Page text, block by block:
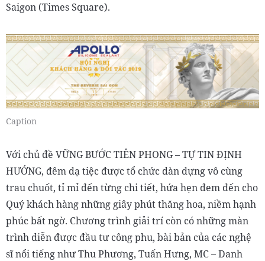
Saigon (Times Square).
Caption
Với chủ đề VỮNG BƯỚC TIÊN PHONG – TỰ TIN ĐỊNH
HƯỚNG, đêm dạ tiệc được tổ chức dàn dựng vô cùng
trau chuốt, tỉ mỉ đến từng chi tiết, hứa hẹn đem đến cho
Quý khách hàng những giây phút thăng hoa, niềm hạnh
phúc bất ngờ. Chương trình giải trí còn có những màn
trình diễn được đầu tư công phu, bài bản của các nghệ
sĩ nổi tiếng như Thu Phương, Tuấn Hưng, MC – Danh